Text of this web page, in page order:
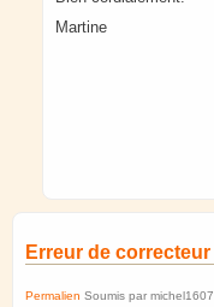
Martine
Erreur de correcteur
Permalien Soumis par michel1607